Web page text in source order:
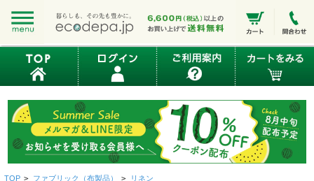
TOP > ファブリック（布製品） > リネン